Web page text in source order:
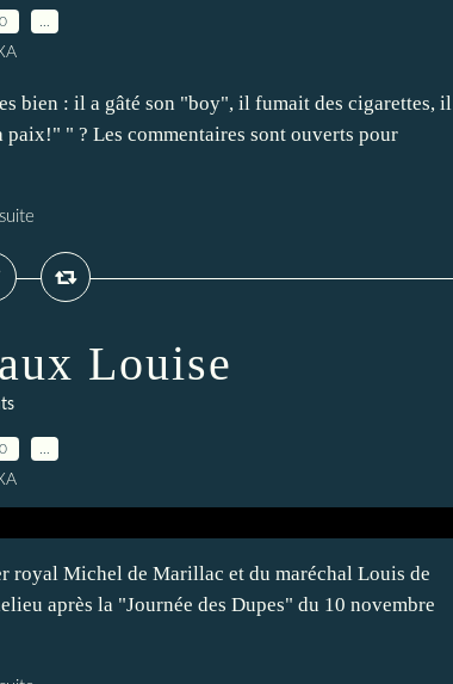
bien : il a gâté son "boy", il fumait des cigarettes, il
" ? Les commentaires sont ouverts pour
Louise
royal Michel de Marillac et du maréchal Louis de
après la "Journée des Dupes" du 10 novembre